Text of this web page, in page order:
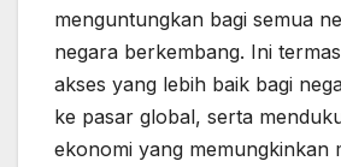
menguntungkan bagi semua
negara berkembang. Ini
akses yang lebih baik bagi
ke pasar global, serta
ekonomi yang memungkinkan